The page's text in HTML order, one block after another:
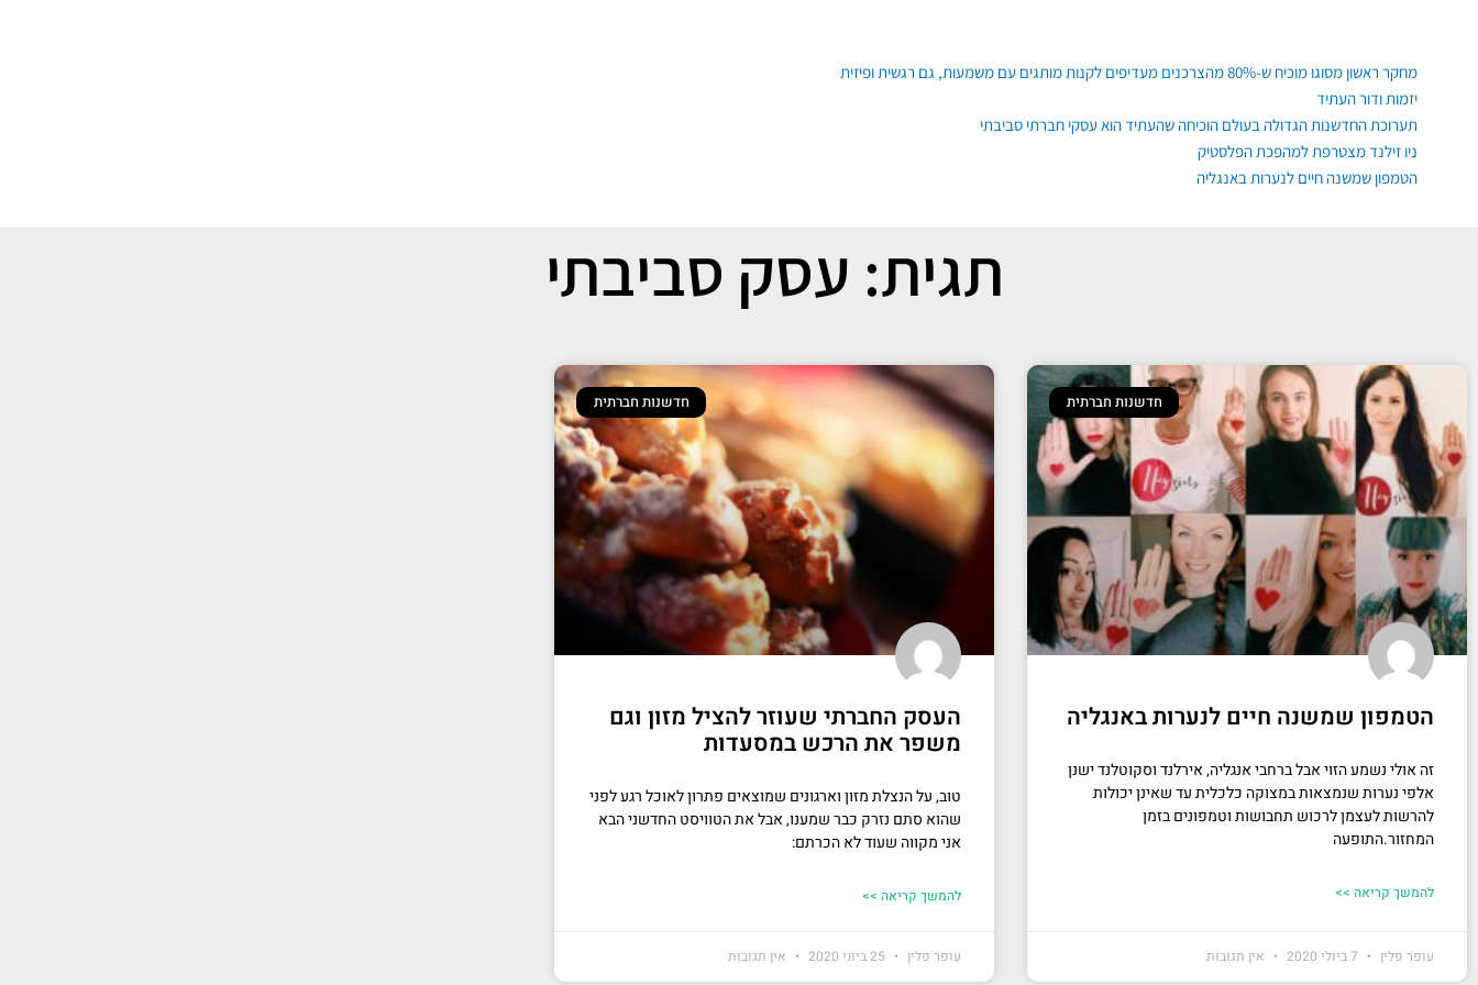
מחקר ראשון מסוגו מוכיח ש-80% מהצרכנים מעדיפים לקנות מותגים עם משמעות, גם רגשית ופיזית
יזמות ודור העתיד
תערוכת החדשנות הגדולה בעולם הוכיחה שהעתיד הוא עסקי חברתי סביבתי
ניו זילנד מצטרפת למהפכת הפלסטיק
הטמפון שמשנה חיים לנערות באנגליה
תגית: עסק סביבתי
חדשנות חברתית
הטמפון שמשנה חיים לנערות באנגליה
זה אולי נשמע הזוי אבל ברחבי אנגליה, אירלנד וסקוטלנד ישנן
אלפי נערות שנמצאות במצוקה כלכלית עד שאינן יכולות
להרשות לעצמן לרכוש תחבושות וטמפונים בזמן
המחזור.התופעה
להמשך קריאה >>
עופר פלין אין תגובות
חדשנות חברתית
העסק החברתי שעוזר להציל מזון וגם
משפר את הרכש במסעדות
טוב, על הנצלת מזון וארגונים שמוצאים פתרון לאוכל רגע לפני
שהוא סתם נזרק כבר שמענו, אבל את הטוויסט החדשני הבא
אני מקווה שעוד לא הכרתם:
להמשך קריאה >>
עופר פלין אין תגובות